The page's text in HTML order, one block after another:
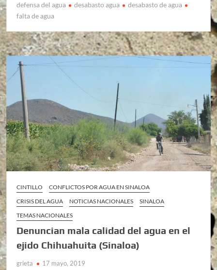
defensa del agua desabasto agua
desabasto de agua
falta de agua
CINTILLO
CONFLICTOS POR AGUA EN SINALOA
CRISIS DEL AGUA
NOTICIAS NACIONALES
SINALOA
TEMAS NACIONALES
Denuncian mala calidad del agua en el
ejido Chihuahuita (Sinaloa)
grieta 17 mayo, 2019